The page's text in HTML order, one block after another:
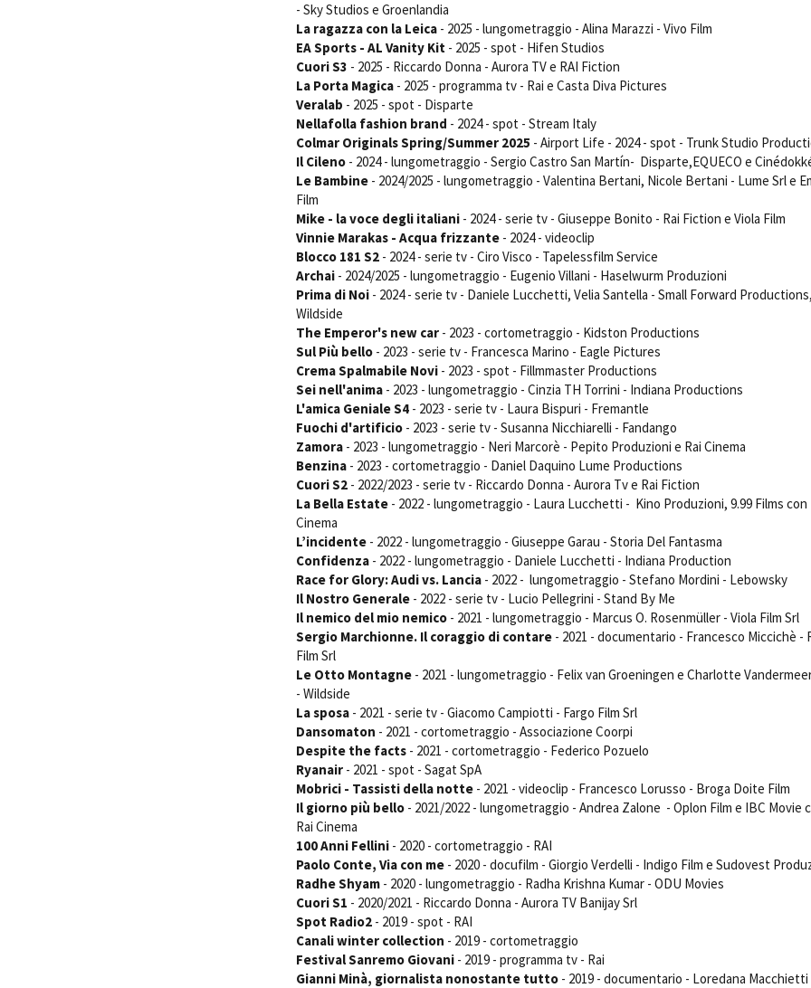
- Sky Studios e Groenlandia
La ragazza con la Leica- 2025 - lungometraggio - Alina Marazzi - Vivo Film
EA Sports - AL Vanity Kit- 2025 - spot - Hifen Studios
Cuori S3 - 2025 - Riccardo Donna - Aurora TV e RAI Fiction
La Porta Magica- 2025 - programma tv - Rai e Casta Diva Pictures
Veralab - 2025 - spot - Disparte
Nellafolla fashion brand - 2024 - spot - Stream Italy
Colmar Originals Spring/Summer 2025 - Airport Life - 2024 - spot - Trunk Studio
Il Cileno- 2024 - lungometraggio - Sergio Castro San Martín- Disparte,EQUECO e
Le Bambine- 2024/2025 - lungometraggio - Valentina Bertani, Nicole Bertani - Lume Srl e
Film
Mike - la voce degli italiani- 2024 - serie tv - Giuseppe Bonito - Rai Fiction e Viola Film
Vinnie Marakas - Acqua frizzante- 2024 - videoclip
Blocco 181 S2- 2024 - serie tv - Ciro Visco - Tapelessfilm Service
Archai- 2024/2025 - lungometraggio - Eugenio Villani - Haselwurm Produzioni
Prima di Noi- 2024 - serie tv - Daniele Lucchetti, Velia Santella - Small Forward Productions,
Wildside
The Emperor's new car- 2023 - cortometraggio - Kidston Productions
Sul Più bello- 2023 - serie tv - Francesca Marino - Eagle Pictures
Crema Spalmabile Novi- 2023 - spot - Fillmmaster Productions
Sei nell'anima- 2023 - lungometraggio - Cinzia TH Torrini - Indiana Productions
L'amica Geniale S4- 2023 - serie tv - Laura Bispuri - Fremantle
Fuochi d'artificio- 2023 - serie tv - Susanna Nicchiarelli - Fandango
Zamora- 2023 - lungometraggio - Neri Marcorè - Pepito Produzioni e Rai Cinema
Benzina- 2023 - cortometraggio - Daniel Daquino Lume Productions
Cuori S2- 2022/2023 - serie tv - Riccardo Donna - Aurora Tv e Rai Fiction
La Bella Estate- 2022 - lungometraggio - Laura Lucchetti - Kino Produzioni, 9.99 Films con
Cinema
L’incidente- 2022 - lungometraggio - Giuseppe Garau - Storia Del Fantasma
Confidenza- 2022 - lungometraggio - Daniele Lucchetti - Indiana Production
Race for Glory: Audi vs. Lancia- 2022 - lungometraggio - Stefano Mordini - Lebowsky
Il Nostro Generale- 2022 - serie tv - Lucio Pellegrini - Stand By Me
Il nemico del mio nemico- 2021 - lungometraggio - Marcus O. Rosenmüller - Viola Film Srl
Sergio Marchionne. Il coraggio di contare- 2021 - documentario - Francesco Miccichè -
Film Srl
Le Otto Montagne- 2021 - lungometraggio - Felix van Groeningen e Charlotte
- Wildside
La sposa- 2021 - serie tv - Giacomo Campiotti - Fargo Film Srl
Dansomaton - 2021 - cortometraggio - Associazione Coorpi
Despite the facts- 2021 - cortometraggio - Federico Pozuelo
Ryanair- 2021 - spot - Sagat SpA
Mobrici - Tassisti della notte- 2021 - videoclip - Francesco Lorusso - Broga Doite Film
Il giorno più bello- 2021/2022 - lungometraggio - Andrea Zalone - Oplon Film e IBC Movie
Rai Cinema
100 Anni Fellini- 2020 - cortometraggio - RAI
Paolo Conte, Via con me - 2020 - docufilm - Giorgio Verdelli - Indigo Film e Sudovest
Radhe Shyam- 2020 - lungometraggio - Radha Krishna Kumar - ODU Movies
Cuori S1 - 2020/2021 - Riccardo Donna - Aurora TV Banijay Srl
Spot Radio2- 2019 - spot - RAI
Canali winter collection - 2019 - cortometraggio
Festival Sanremo Giovani- 2019 - programma tv - Rai
Gianni Minà, giornalista nonostante tutto- 2019 - documentario - Loredana Macchietti